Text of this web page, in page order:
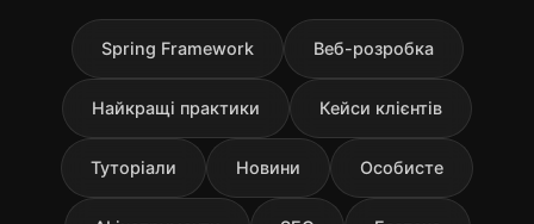
Spring Framework Веб-розробка
Найкращі практики Кейси клієнтів
Туторіали Новини Особисте